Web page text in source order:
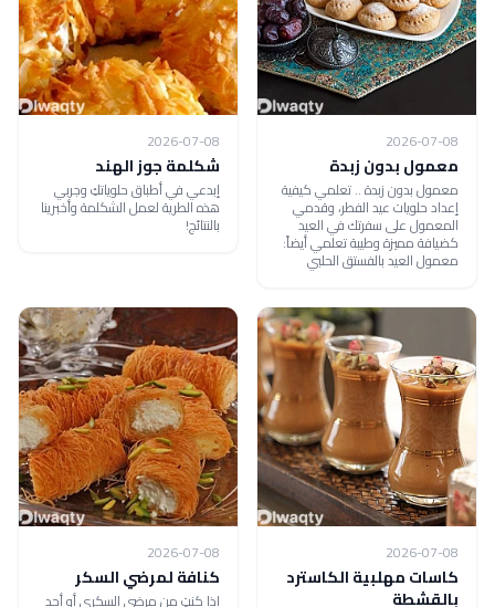
2026-07-08
معمول بدون زبدة
معمول بدون زبدة .. تعلمي كيفية
إعداد حلويات عيد الفطر، وقدمي
المعمول على سفرتك في العيد
كضيافة مميزة وطيبة تعلمي أيضاً:
معمول العيد بالفستق الحلبي
2026-07-08
شكلمة جوز الهند
إبدعي في أطباق حلوياتكِ وجربي
هذه الطرية لعمل الشكلمة وأخبرينا
بالنتائج!
2026-07-08
كاسات مهلبية الكاسترد
بالقشطة
2026-07-08
كنافة لمرضي السكر
إذا كنتِ من مرضي السكري أو أحد